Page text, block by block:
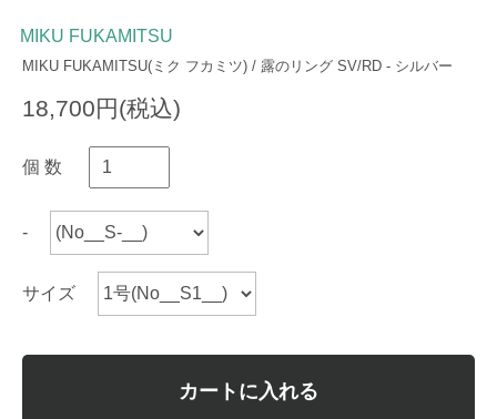
MIKU FUKAMITSU
MIKU FUKAMITSU(ミク フカミツ) / 露のリング SV/RD - シルバー
18,700円(税込)
個 数
-
サイズ
カートに入れる